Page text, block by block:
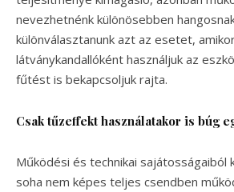
nevezhetnénk különösebben
különválasztanunk azt az esetet,
látványkandallóként használjuk az
fűtést is bekapcsoljuk rajta.
Csak tűzeffekt használatakor is búg
Működési és technikai sajátosságaiból
soha nem képes teljes csendben